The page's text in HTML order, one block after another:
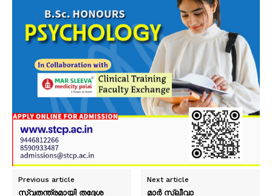
Previous article
സ്വതന്ത്രമായി തദ്ദേശ
Next article
മാർ സ്ലീവാ